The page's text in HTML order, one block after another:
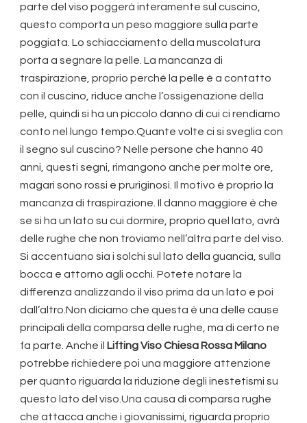
parte del viso poggerà interamente sul cuscino,
questo comporta un peso maggiore sulla parte
poggiata. Lo schiacciamento della muscolatura
porta a segnare la pelle. La mancanza di
traspirazione, proprio perché la pelle è a contatto
con il cuscino, riduce anche l’ossigenazione della
pelle, quindi si ha un piccolo danno di cui ci rendiamo
conto nel lungo tempo.Quante volte ci si sveglia con
il segno sul cuscino? Nelle persone che hanno 40
anni, questi segni, rimangono anche per molte ore,
magari sono rossi e pruriginosi. Il motivo è proprio la
mancanza di traspirazione. Il danno maggiore è che
se si ha un lato su cui dormire, proprio quel lato, avrà
delle rughe che non troviamo nell’altra parte del viso.
Si accentuano sia i solchi sul lato della guancia, sulla
bocca e attorno agli occhi. Potete notare la
differenza analizzando il viso prima da un lato e poi
dall’altro.Non diciamo che questa è una delle cause
principali della comparsa delle rughe, ma di certo ne
fa parte. Anche il Lifting Viso Chiesa Rossa Milano
potrebbe richiedere poi una maggiore attenzione
per quanto riguarda la riduzione degli inestetismi su
questo lato del viso.Una causa di comparsa rughe
che attacca anche i giovanissimi, riguarda proprio